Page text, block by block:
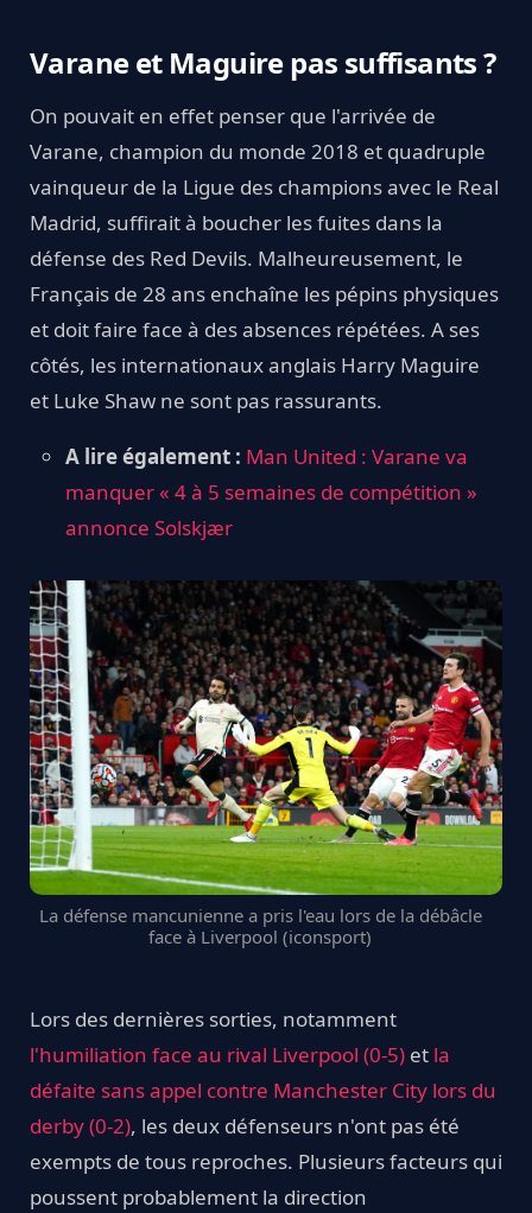
Varane et Maguire pas suffisants ?
On pouvait en effet penser que l'arrivée de
Varane, champion du monde 2018 et quadruple
vainqueur de la Ligue des champions avec le Real
Madrid, suffirait à boucher les fuites dans la
défense des Red Devils. Malheureusement, le
Français de 28 ans enchaîne les pépins physiques
et doit faire face à des absences répétées. A ses
côtés, les internationaux anglais Harry Maguire
et Luke Shaw ne sont pas rassurants.
A lire également : Man United : Varane va
manquer « 4 à 5 semaines de compétition »
annonce Solskjær
La défense mancunienne a pris l'eau lors de la débâcle
face à Liverpool (iconsport)
Lors des dernières sorties, notamment
l'humiliation face au rival Liverpool (0-5) et la
défaite sans appel contre Manchester City lors du
derby (0-2), les deux défenseurs n'ont pas été
exempts de tous reproches. Plusieurs facteurs qui
poussent probablement la direction